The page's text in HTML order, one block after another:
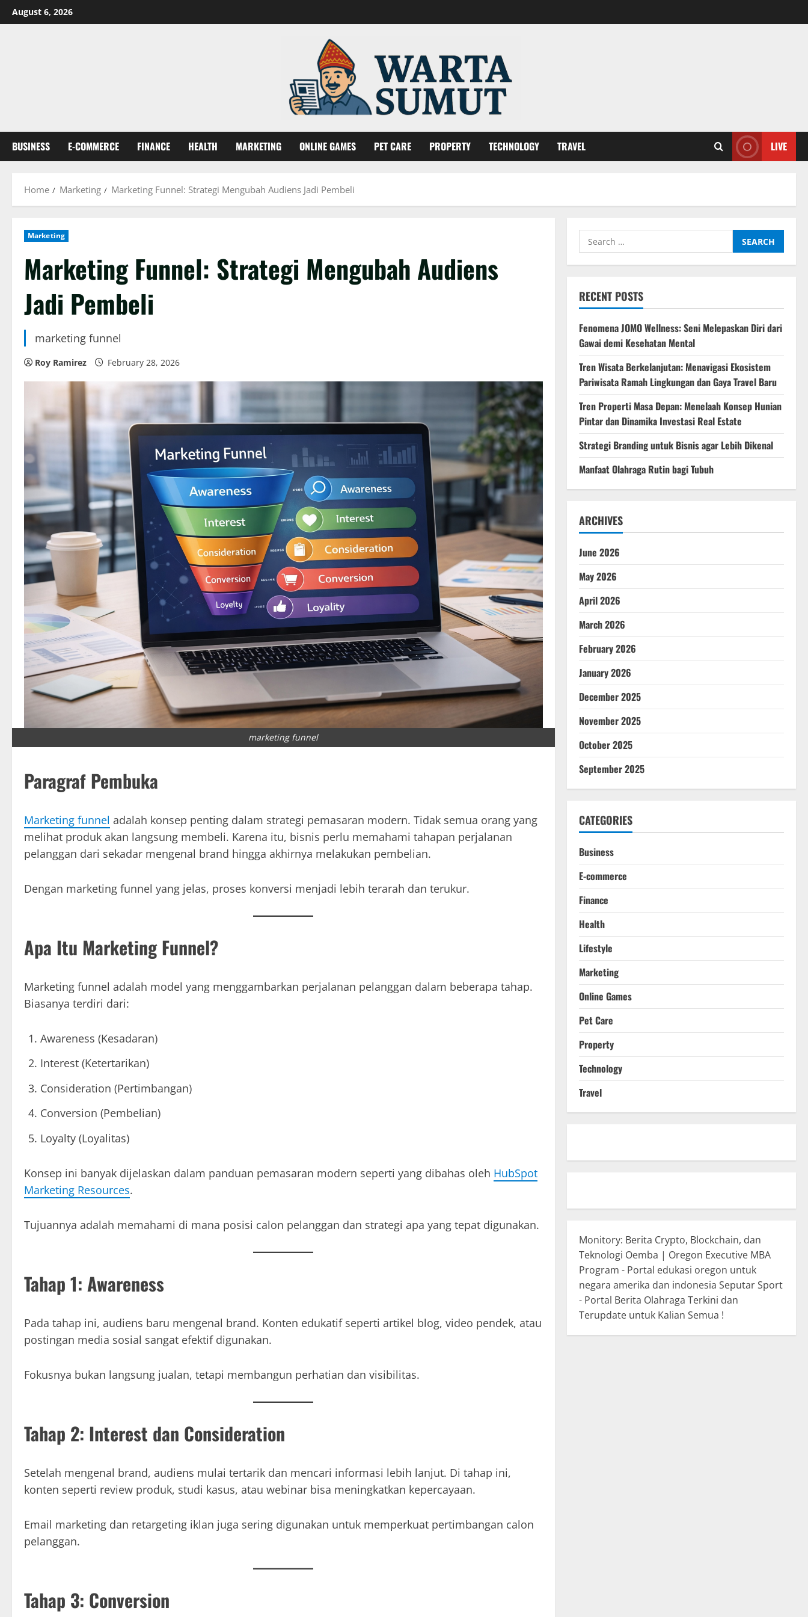
Skip
to
August 6, 2026
BUSINESS E-COMMERCE FINANCE HEALTH MARKETING ONLINE GAMES PET CARE PROPERTY TECHNOLOGY TRAVEL LIVE
Home Marketing Marketing Funnel: Strategi Mengubah Audiens Jadi Pembeli
Marketing
Marketing Funnel: Strategi Mengubah Audiens
Jadi Pembeli
marketing funnel
Roy Ramirez February 28, 2026
marketing funnel
Paragraf Pembuka
Marketing funnel adalah konsep penting dalam strategi pemasaran modern. Tidak semua orang yang
melihat produk akan langsung membeli. Karena itu, bisnis perlu memahami tahapan perjalanan
pelanggan dari sekadar mengenal brand hingga akhirnya melakukan pembelian.
Dengan marketing funnel yang jelas, proses konversi menjadi lebih terarah dan terukur.
Apa Itu Marketing Funnel?
Marketing funnel adalah model yang menggambarkan perjalanan pelanggan dalam beberapa tahap.
Biasanya terdiri dari:
Awareness (Kesadaran)
Interest (Ketertarikan)
Consideration (Pertimbangan)
Conversion (Pembelian)
Loyalty (Loyalitas)
Konsep ini banyak dijelaskan dalam panduan pemasaran modern seperti yang dibahas oleh HubSpot
Marketing Resources.
Tujuannya adalah memahami di mana posisi calon pelanggan dan strategi apa yang tepat digunakan.
Tahap 1: Awareness
Pada tahap ini, audiens baru mengenal brand. Konten edukatif seperti artikel blog, video pendek, atau
postingan media sosial sangat efektif digunakan.
Fokusnya bukan langsung jualan, tetapi membangun perhatian dan visibilitas.
Tahap 2: Interest dan Consideration
Setelah mengenal brand, audiens mulai tertarik dan mencari informasi lebih lanjut. Di tahap ini,
konten seperti review produk, studi kasus, atau webinar bisa meningkatkan kepercayaan.
Email marketing dan retargeting iklan juga sering digunakan untuk memperkuat pertimbangan calon
pelanggan.
Tahap 3: Conversion
Search
for:
RECENT POSTS
Fenomena JOMO Wellness: Seni Melepaskan Diri dari
Gawai demi Kesehatan Mental
Tren Wisata Berkelanjutan: Menavigasi Ekosistem
Pariwisata Ramah Lingkungan dan Gaya Travel Baru
Tren Properti Masa Depan: Menelaah Konsep Hunian
Pintar dan Dinamika Investasi Real Estate
Strategi Branding untuk Bisnis agar Lebih Dikenal
Manfaat Olahraga Rutin bagi Tubuh
ARCHIVES
June 2026
May 2026
April 2026
March 2026
February 2026
January 2026
December 2025
November 2025
October 2025
September 2025
CATEGORIES
Business
E-commerce
Finance
Health
Lifestyle
Marketing
Online Games
Pet Care
Property
Technology
Travel
Monitory: Berita Crypto, Blockchain, dan
Teknologi Oemba | Oregon Executive MBA
Program - Portal edukasi oregon untuk
negara amerika dan indonesia Seputar Sport
- Portal Berita Olahraga Terkini dan
Terupdate untuk Kalian Semua !